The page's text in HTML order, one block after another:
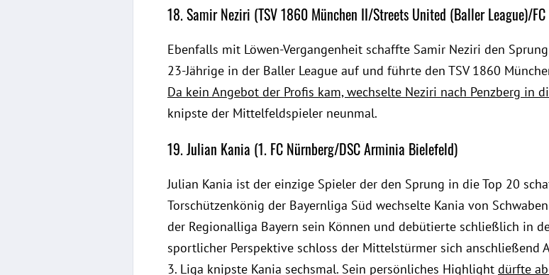
18. Samir Neziri (TSV 1860 München II/Streets United (Baller League)/FC
Ebenfalls mit Löwen-Vergangenheit schaffte Samir Neziri den
23-Jährige in der Baller League auf und führte den TSV 1860
Da kein Angebot der Profis kam, wechselte Neziri nach Penzberg in
knipste der Mittelfeldspieler neunmal.
19. Julian Kania (1. FC Nürnberg/DSC Arminia Bielefeld)
Julian Kania ist der einzige Spieler der den Sprung in die Top 20
Torschützenkönig der Bayernliga Süd wechselte Kania von
der Regionalliga Bayern sein Können und debütierte schließlich in
sportlicher Perspektive schloss der Mittelstürmer sich anschließend
3. Liga knipste Kania sechsmal. Sein persönliches Highlight dürfte